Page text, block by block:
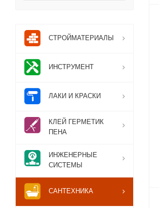
СТРОЙМАТЕРИАЛЫ
ИНСТРУМЕНТ
ЛАКИ И КРАСКИ
КЛЕЙ ГЕРМЕТИК
ПЕНА
ИНЖЕНЕРНЫЕ
СИСТЕМЫ
САНТЕХНИКА